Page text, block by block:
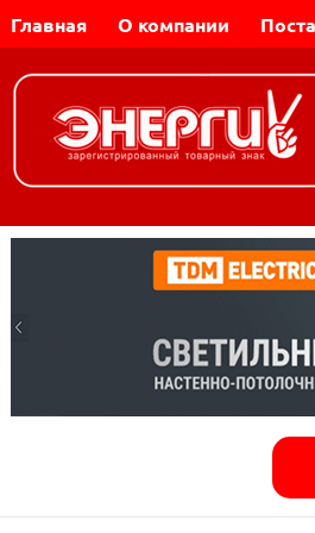
Главная О компании
Динар-